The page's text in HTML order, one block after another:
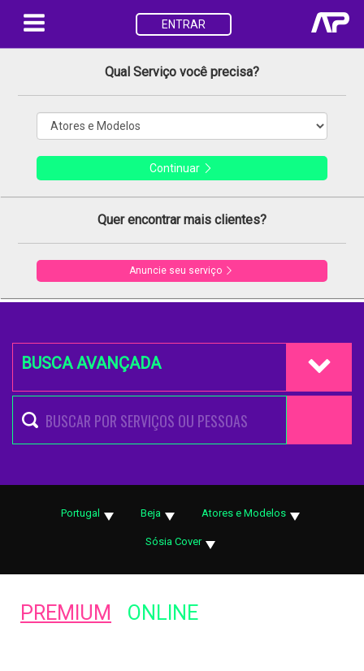
ENTRAR
Qual Serviço você precisa?
Continuar
Quer encontrar mais clientes?
Anuncie seu serviço
BUSCA AVANÇADA
Portugal Beja Atores e Modelos
Sósia Cover
PREMIUM ONLINE